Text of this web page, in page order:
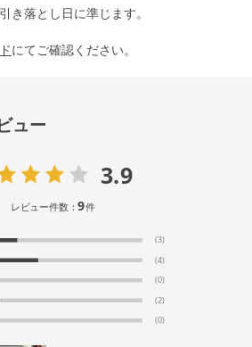
き落とし日に準じます。
にてご確認ください。
ュー
3.9
レビュー件数：9件
(3)
(4)
(0)
(2)
(0)